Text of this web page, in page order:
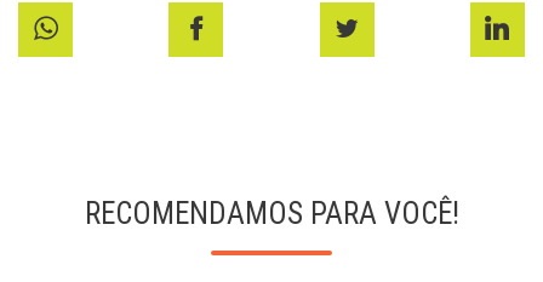
RECOMENDAMOS PARA VOCÊ!